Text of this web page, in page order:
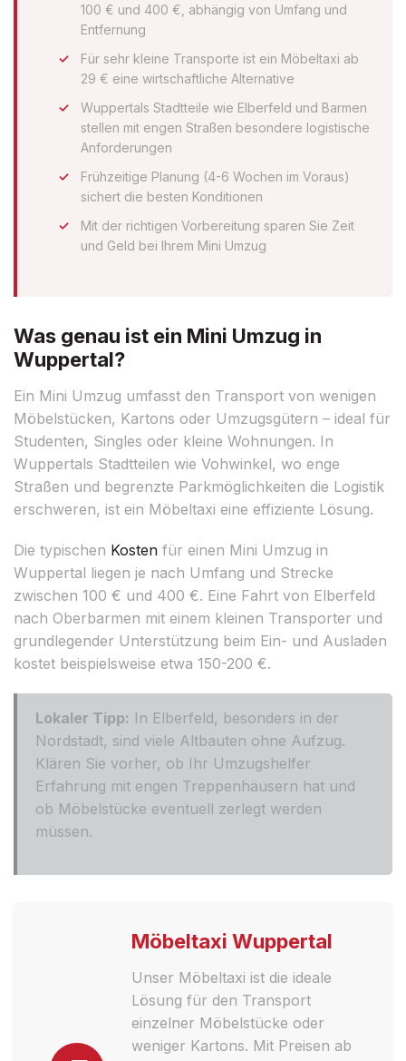
100 € und 400 €, abhängig von Umfang und
Entfernung
Für sehr kleine Transporte ist ein Möbeltaxi ab
29 € eine wirtschaftliche Alternative
Wuppertals Stadtteile wie Elberfeld und Barmen
stellen mit engen Straßen besondere logistische
Anforderungen
Frühzeitige Planung (4-6 Wochen im Voraus)
sichert die besten Konditionen
Mit der richtigen Vorbereitung sparen Sie Zeit
und Geld bei Ihrem Mini Umzug
Was genau ist ein Mini Umzug in
Wuppertal?
Ein Mini Umzug umfasst den Transport von wenigen
Möbelstücken, Kartons oder Umzugsgütern – ideal für
Studenten, Singles oder kleine Wohnungen. In
Wuppertals Stadtteilen wie Vohwinkel, wo enge
Straßen und begrenzte Parkmöglichkeiten die Logistik
erschweren, ist ein Möbeltaxi eine effiziente Lösung.
Die typischen Kosten für einen Mini Umzug in
Wuppertal liegen je nach Umfang und Strecke
zwischen 100 € und 400 €. Eine Fahrt von Elberfeld
nach Oberbarmen mit einem kleinen Transporter und
grundlegender Unterstützung beim Ein- und Ausladen
kostet beispielsweise etwa 150-200 €.
Lokaler Tipp: In Elberfeld, besonders in der
Nordstadt, sind viele Altbauten ohne Aufzug.
Klären Sie vorher, ob Ihr Umzugshelfer
Erfahrung mit engen Treppenhäusern hat und
ob Möbelstücke eventuell zerlegt werden
müssen.
Möbeltaxi Wuppertal
Unser Möbeltaxi ist die ideale
Lösung für den Transport
einzelner Möbelstücke oder
weniger Kartons. Mit Preisen ab